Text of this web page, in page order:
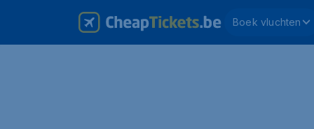
Boek vluchten